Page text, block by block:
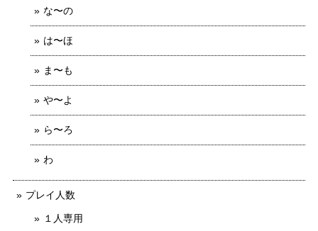
な〜の
は〜ほ
ま〜も
や〜よ
ら〜ろ
わ
プレイ人数
１人専用